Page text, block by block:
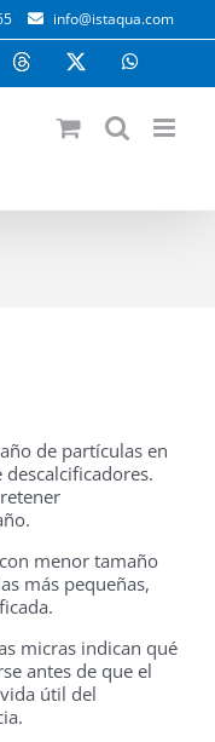
info@istaqua.com
Threads
de partículas en
menor tamaño
más pequeñas,
micras indican qué
antes de que el
útil del